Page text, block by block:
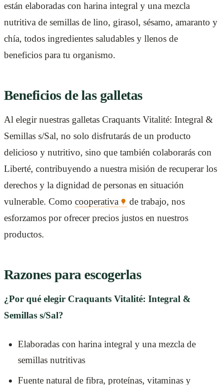
están elaboradas con harina integral y una mezcla
nutritiva de semillas de lino, girasol, sésamo, amaranto y
chía, todos ingredientes saludables y llenos de
beneficios para tu organismo.
Beneficios de las galletas
Al elegir nuestras galletas Craquants Vitalité: Integral &
Semillas s/Sal, no solo disfrutarás de un producto
delicioso y nutritivo, sino que también colaborarás con
Liberté, contribuyendo a nuestra misión de recuperar los
derechos y la dignidad de personas en situación
vulnerable. Como cooperativa
de trabajo, nos
esforzamos por ofrecer precios justos en nuestros
productos.
Razones para escogerlas
¿Por qué elegir Craquants Vitalité: Integral &
Semillas s/Sal?
Elaboradas con harina integral y una mezcla de
semillas nutritivas
Fuente natural de fibra, proteínas, vitaminas y